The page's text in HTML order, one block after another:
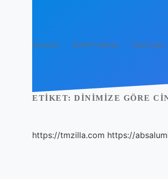
Anasayfa Gizlilik Politikası Yasal Uyarı
ETIKET: DINIMIZE GÖRE
https://tmzilla.com https://